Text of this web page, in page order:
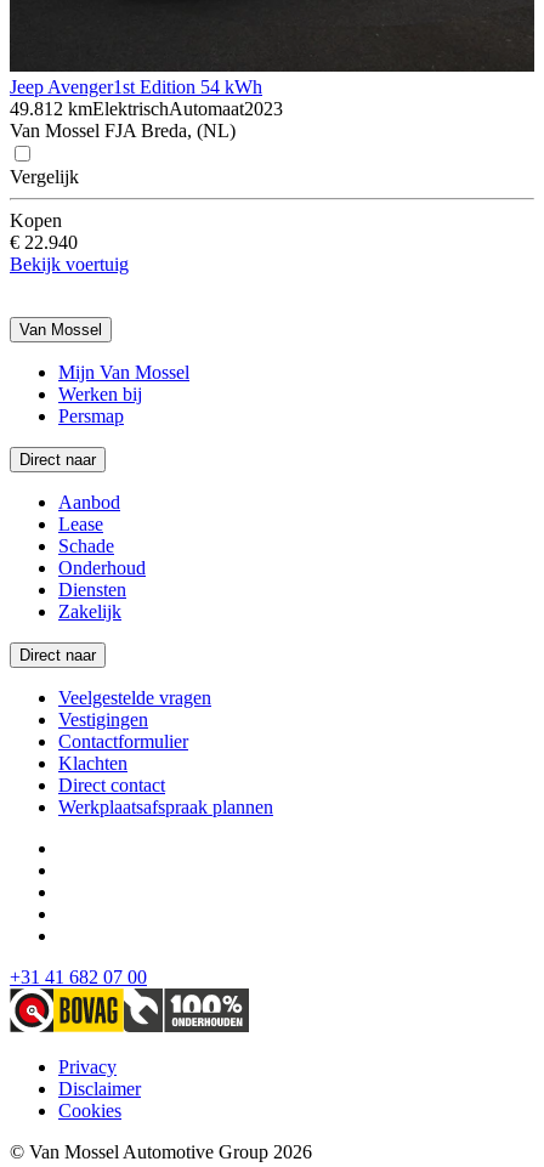
Jeep Avenger1st Edition 54 kWh
49.812 kmElektrischAutomaat2023
Van Mossel FJA Breda, (NL)
Vergelijk
Kopen
€ 22.940
Bekijk voertuig
Van Mossel
Mijn Van Mossel
Werken bij
Persmap
Direct naar
Aanbod
Lease
Schade
Onderhoud
Diensten
Zakelijk
Direct naar
Veelgestelde vragen
Vestigingen
Contactformulier
Klachten
Direct contact
Werkplaatsafspraak plannen
+31 41 682 07 00
Privacy
Disclaimer
Cookies
© Van Mossel Automotive Group 2026